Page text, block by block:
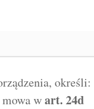
określi:
wart. 24d